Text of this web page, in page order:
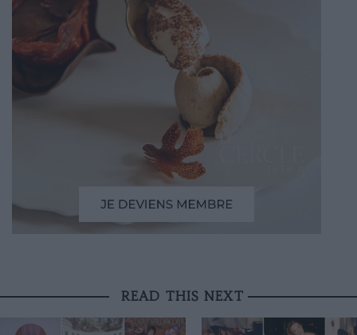
READ THIS NEXT